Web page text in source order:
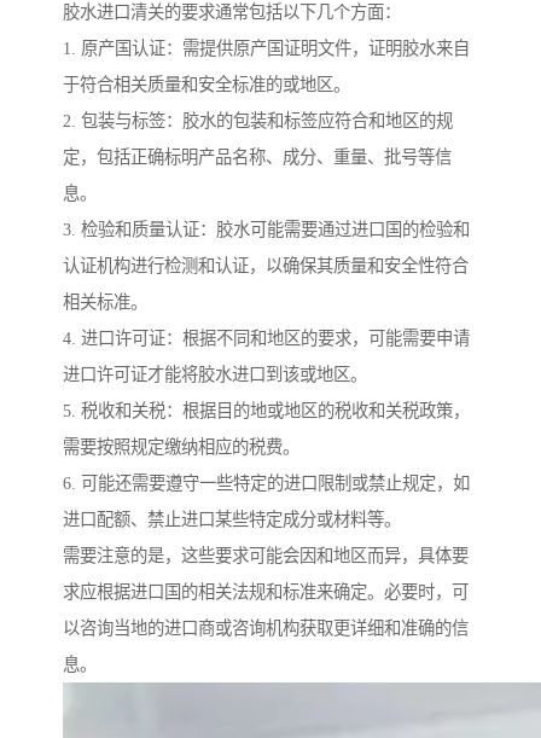
胶水进口清关的要求通常包括以下几个方面：
1. 原产国认证：需提供原产国证明文件，证明胶水来自
于符合相关质量和安全标准的或地区。
2. 包装与标签：胶水的包装和标签应符合和地区的规
定，包括正确标明产品名称、成分、重量、批号等信
息。
3. 检验和质量认证：胶水可能需要通过进口国的检验和
认证机构进行检测和认证，以确保其质量和安全性符合
相关标准。
4. 进口许可证：根据不同和地区的要求，可能需要申请
进口许可证才能将胶水进口到该或地区。
5. 税收和关税：根据目的地或地区的税收和关税政策，
需要按照规定缴纳相应的税费。
6. 可能还需要遵守一些特定的进口限制或禁止规定，如
进口配额、禁止进口某些特定成分或材料等。
需要注意的是，这些要求可能会因和地区而异，具体要
求应根据进口国的相关法规和标准来确定。必要时，可
以咨询当地的进口商或咨询机构获取更详细和准确的信
息。